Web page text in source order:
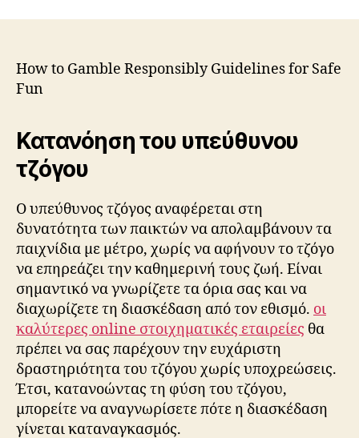
How to Gamble Responsibly Guidelines for Safe
Fun
Κατανόηση του υπεύθυνου
τζόγου
Ο υπεύθυνος τζόγος αναφέρεται στη
δυνατότητα των παικτών να απολαμβάνουν τα
παιχνίδια με μέτρο, χωρίς να αφήνουν το τζόγο
να επηρεάζει την καθημερινή τους ζωή. Είναι
σημαντικό να γνωρίζετε τα όρια σας και να
διαχωρίζετε τη διασκέδαση από τον εθισμό. οι
καλύτερες online στοιχηματικές εταιρείες θα
πρέπει να σας παρέχουν την ευχάριστη
δραστηριότητα του τζόγου χωρίς υποχρεώσεις.
Έτσι, κατανοώντας τη φύση του τζόγου,
μπορείτε να αναγνωρίσετε πότε η διασκέδαση
γίνεται καταναγκασμός.